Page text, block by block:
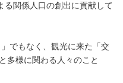
る関係人口の創出に貢献して
でもなく、観光に来た「交
多様に関わる人々のこと